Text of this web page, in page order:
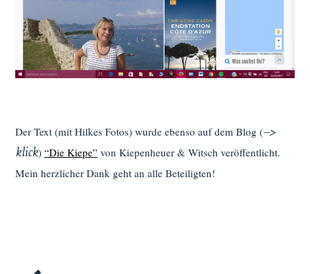
Der Text (mit Hilkes Fotos) wurde ebenso auf dem Blog (–>
klick) “Die Kiepe” von Kiepenheuer & Witsch veröffentlicht.
Mein herzlicher Dank geht an alle Beteiligten!